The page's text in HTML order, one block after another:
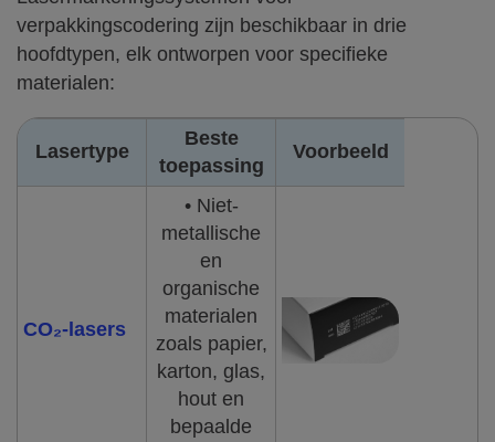
verpakkingscodering zijn beschikbaar in drie
hoofdtypen, elk ontworpen voor specifieke
materialen:
Lasertype
Beste
toepassing
Voorbeeld
CO₂-lasers
• Niet-
metallische
en
organische
materialen
zoals papier,
karton, glas,
hout en
bepaalde